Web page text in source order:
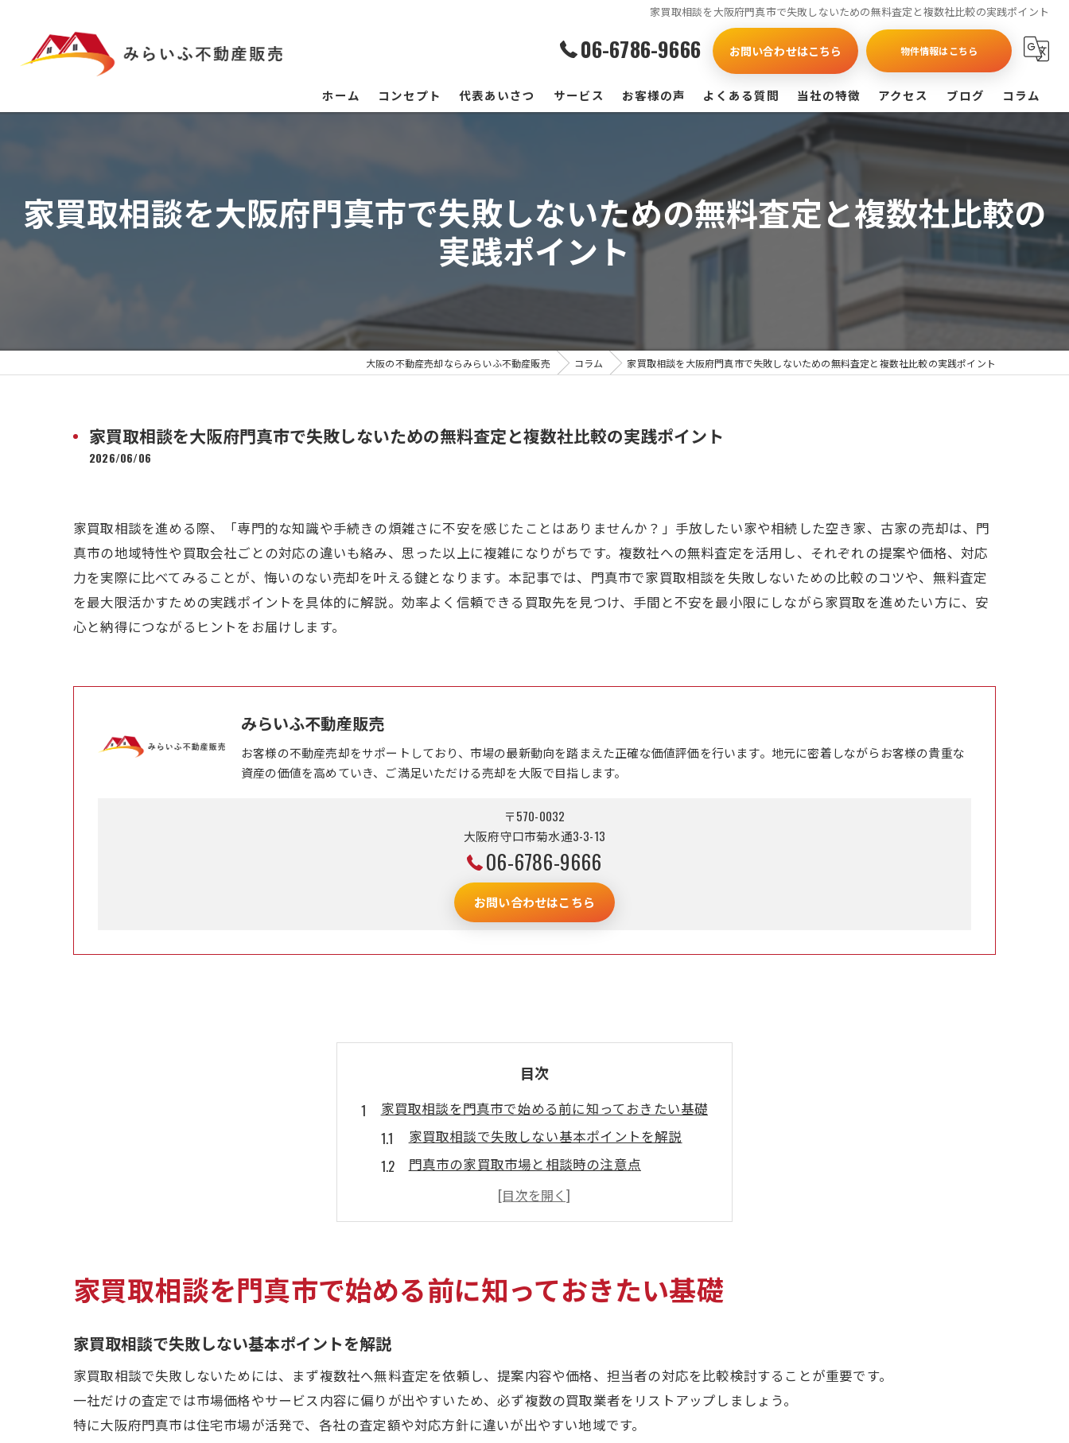
家買取相談を大阪府門真市で失敗しないための無料査定と複数社比較の実践ポイント
06-6786-9666 お問い合わせはこちら 物件情報はこちら
ホーム コンセプト 代表あいさつ サービス お客様の声 よくある質問 当社の特徴
買取
戸建て
マンション
アクセス ブログ コラム
家買取相談を大阪府門真市で失敗しないための無料査定と複数社比較の
実践ポイント
大阪の不動産売却ならみらいふ不動産販売 コラム 家買取相談を大阪府門真市で失敗しないための無料査定と複数社比較の実践ポイント
家買取相談を大阪府門真市で失敗しないための無料査定と複数社比較の実践ポイント
2026/06/06
家買取相談を進める際、「専門的な知識や手続きの煩雑さに不安を感じたことはありませんか？」手放したい家や相続した空き家、古家の売却は、門
真市の地域特性や買取会社ごとの対応の違いも絡み、思った以上に複雑になりがちです。複数社への無料査定を活用し、それぞれの提案や価格、対応
力を実際に比べてみることが、悔いのない売却を叶える鍵となります。本記事では、門真市で家買取相談を失敗しないための比較のコツや、無料査定
を最大限活かすための実践ポイントを具体的に解説。効率よく信頼できる買取先を見つけ、手間と不安を最小限にしながら家買取を進めたい方に、安
心と納得につながるヒントをお届けします。
みらいふ不動産販売
お客様の不動産売却をサポートしており、市場の最新動向を踏まえた正確な価値評価を行います。地元に密着しながらお客様の貴重な
資産の価値を高めていき、ご満足いただける売却を大阪で目指します。
〒570-0032
大阪府守口市菊水通3-3-13
06-6786-9666
お問い合わせはこちら
目次
家買取相談を門真市で始める前に知っておきたい基礎
家買取相談で失敗しない基本ポイントを解説
門真市の家買取市場と相談時の注意点
家買取に役立つ基礎知識と流れとは
家買取相談を始める際に意識すべき点
無料査定が役立つ門真市の家買取事情
無料査定で分かる家買取のリアルな相場感
無料査定を賢く使った家買取成功事例集
家買取相談と無料査定の有効な組み合わせ方
家買取相談を門真市で始める前に知っておきたい基礎
家買取相談で失敗しない基本ポイントを解説
家買取相談で失敗しないためには、まず複数社へ無料査定を依頼し、提案内容や価格、担当者の対応を比較検討することが重要です。
一社だけの査定では市場価格やサービス内容に偏りが出やすいため、必ず複数の買取業者をリストアップしましょう。
特に大阪府門真市は住宅市場が活発で、各社の査定額や対応方針に違いが出やすい地域です。